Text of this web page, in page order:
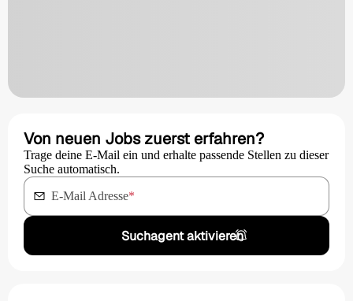
Von neuen Jobs zuerst erfahren?
Trage deine E-Mail ein und erhalte passende Stellen zu dieser
Suche automatisch.
E-Mail Adresse*
Suchagent aktivieren